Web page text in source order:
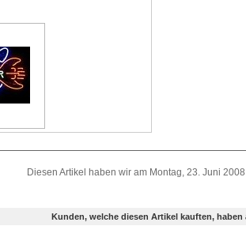
Diesen Artikel haben wir am Montag, 23. Juni
Kunden, welche diesen Artikel kauften,